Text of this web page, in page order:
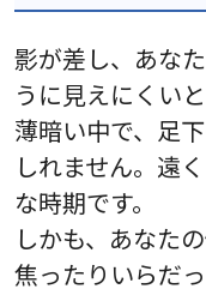
影が差し、あな
うに見えにくいと
薄暗い中で、足
しれません。遠
な時期です。
しかも、あなた
焦ったりいらだ